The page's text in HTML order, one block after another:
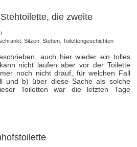
Stehtoilette, die zweite
,Sitzen ,Stehen ,Toilettengeschichten
auch hier wieder ein tolles
nicht laufen aber vor der Toilette
noch nicht drauf, für welchen Fall
und b) über diese Sache als solche
Toiletten war die letzten Tage